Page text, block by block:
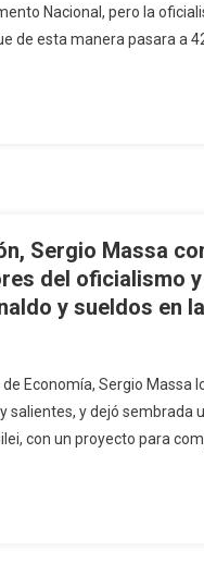
Nacional, pero la
de esta manera pasara a
Sergio Massa
del oficialismo
y sueldos en
Economía, Sergio
y dejó sembrada
con un proyecto para